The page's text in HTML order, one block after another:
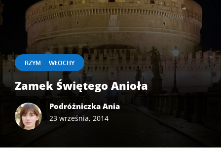
RZYM WŁOCHY
Zamek Świętego Anioła
Podróżniczka Ania
23 września, 2014